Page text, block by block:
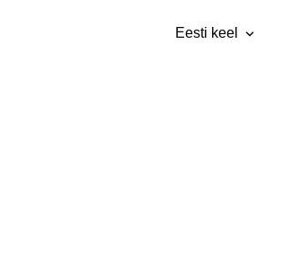
Eesti keel